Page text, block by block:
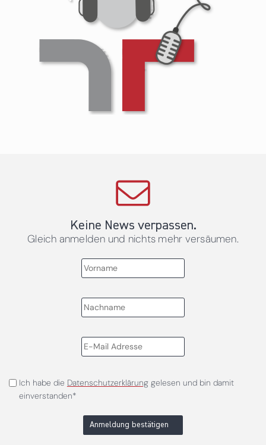
Keine News verpassen.
Gleich anmelden und nichts mehr versäumen.
Ich habe die Datenschutzerklärunggelesen und bin damit
einverstanden*
Anmeldung bestätigen